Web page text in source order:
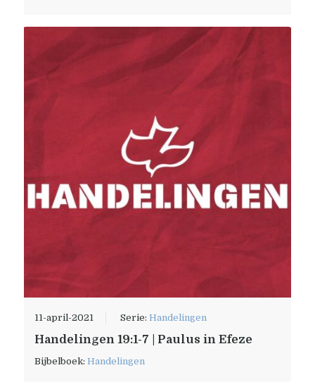
11-april-2021 Serie:Handelingen
Handelingen 19:1-7 | Paulus in Efeze
Bijbelboek:Handelingen